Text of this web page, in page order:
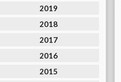
2019
2018
2017
2016
2015